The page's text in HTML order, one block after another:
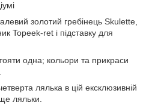
золотий гребінець Skulette,
Topeek-ret і підставку для
одна; кольори та прикраси
лялька в цій ексклюзивній
ще ляльки.